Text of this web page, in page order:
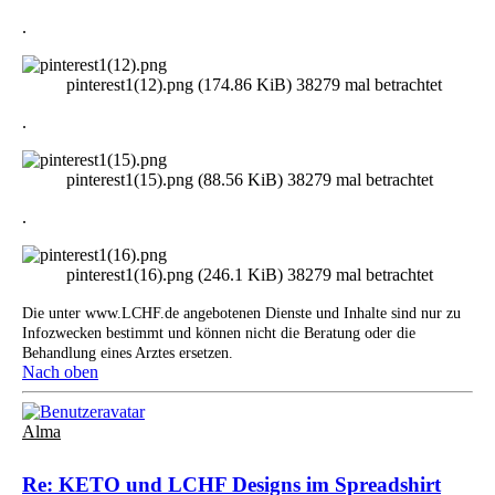
.
pinterest1(12).png (174.86 KiB) 38279 mal betrachtet
.
pinterest1(15).png (88.56 KiB) 38279 mal betrachtet
.
pinterest1(16).png (246.1 KiB) 38279 mal betrachtet
Die unter www.LCHF.de angebotenen Dienste und Inhalte sind nur zu
Infozwecken bestimmt und können nicht die Beratung oder die
Behandlung eines Arztes ersetzen.
Nach oben
Alma
Re: KETO und LCHF Designs im Spreadshirt